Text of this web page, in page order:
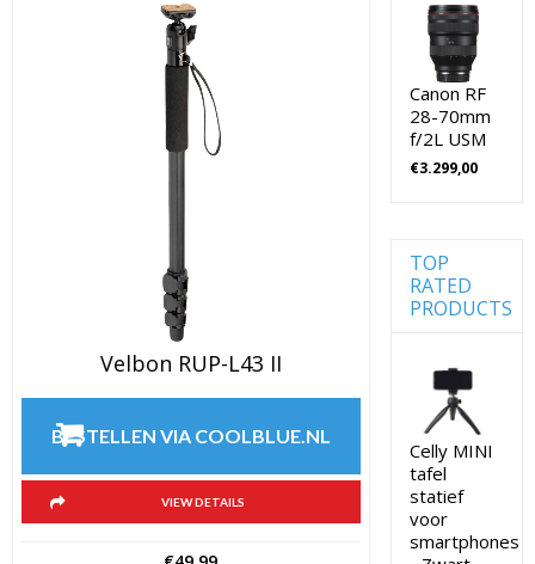
Velbon RUP-L43 II
BESTELLEN VIA COOLBLUE.NL
VIEW DETAILS
Jupio
Accu's
Voor
Camera's
Kingston
Lowepro
Nikon
Cameralenzen
Frame
Nikon
Digitale
Camera's
Compact
Digitale
Camera's
Camera's
Digitale
camera
/
voor
CSC
camera's
(115)
SLR
Canon RF
28-70mm
f/2L USM
€3.299,00
TOP
RATED
PRODUCTS
Celly MINI
tafel
statief
voor
smartphones